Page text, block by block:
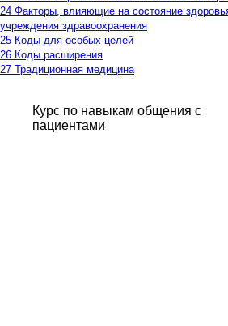
24 Факторы, влияющие на состояние
учреждения здравоохранения
25 Коды для особых целей
26 Коды расширения
27 Традиционная медицина
Курс по навыкам общения с
пациентами